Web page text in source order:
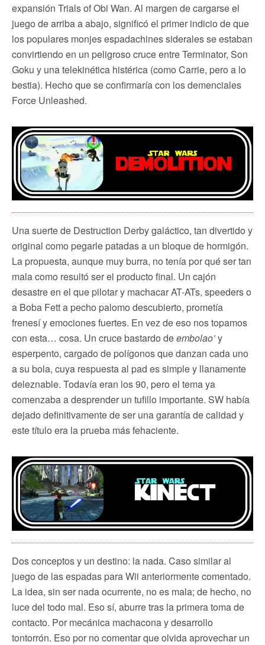
expansión Trials of Obi Wan. Al margen de cargarse el
juego de arriba a abajo, significó el primer indicio de que
los populares monjes espadachines siderales se estaban
convirtiendo en un peligroso cruce entre Terminator, Son
Goku y una telekinética histérica (como Carrie, pero a lo
bestia). Hecho que se confirmaría con los demenciales
Force Unleashed.
Una suerte de Destruction Derby galáctico, tan divertido y
original como pegarle patadas a un bloque de hormigón.
La propuesta, aunque muy burra, no tenía por qué ser tan
mala como resultó ser el producto final. Un cajón
desastre en el que pilotar y machacar AT-ATs, speeders o
a Boba Fett a pecho palomo descubierto, prometía
frenesí y emociones fuertes. En vez de eso nos topamos
con esta… cosa. Un cruce bastardo deembolao’y
esperpento, cargado de polígonos que danzan cada uno
a su bola, cuya respuesta al pad es simple y llanamente
deleznable. Todavía eran los 90, pero el tema ya
comenzaba a desprender un tufillo importante. SW había
dejado definitivamente de ser una garantía de calidad y
este título era la prueba más fehaciente.
Dos conceptos y un destino: la nada. Caso similar al
juego de las espadas para Wii anteriormente comentado.
La idea, sin ser nada ocurrente, no es mala; de hecho, no
luce del todo mal. Eso sí, aburre tras la primera toma de
contacto. Por mecánica machacona y desarrollo
tontorrón. Eso por no comentar que olvida aprovechar un